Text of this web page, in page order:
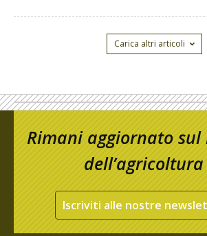
Carica altri articoli
Rimani aggiornato sul
dell’agricoltura
Iscriviti alle nostre